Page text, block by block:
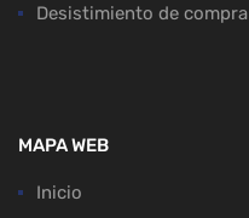
Desistimiento de compra
MAPA WEB
Inicio